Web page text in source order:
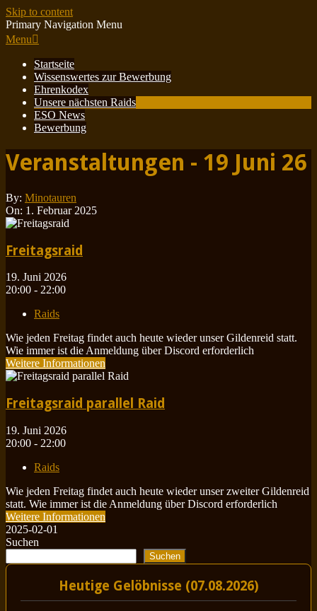
Skip to content
Primary Navigation Menu
Menu
Startseite
Wissenswertes zur Bewerbung
Ehrenkodex
Unsere nächsten Raids
ESO News
Bewerbung
Veranstaltungen - 19 Juni 26
By: Minotauren
On: 1. Februar 2025
Freitagsraid
19. Juni 2026
20:00 - 22:00
Raids
Wie jeden Freitag findet auch heute wieder unser Gildenreid statt.
Wie immer ist die Anmeldung über Discord erforderlich
Weitere Informationen
Freitagsraid parallel Raid
19. Juni 2026
20:00 - 22:00
Raids
Wie jeden Freitag findet auch heute wieder unser zweiter Gildenreid
statt. Wie immer ist die Anmeldung über Discord erforderlich
Weitere Informationen
2025-02-01
Suchen
Suchen
Heutige Gelöbnisse (07.08.2026)